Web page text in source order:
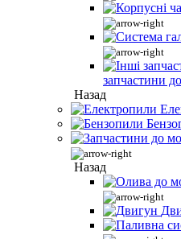
запчастини
Назад
Назад